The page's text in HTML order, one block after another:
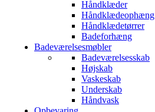
Håndklæder
Håndklædeophæng
Håndklædetørrer
Badeforhæng
Badeværelsesmøbler
Badeværelsesskab
Højskab
Vaskeskab
Underskab
Håndvask